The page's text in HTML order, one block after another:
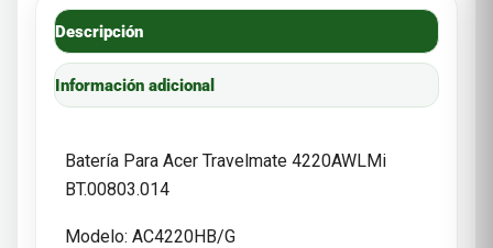
Descripción
Información adicional
Batería Para Acer Travelmate 4220AWLMi
BT.00803.014
Modelo: AC4220HB/G